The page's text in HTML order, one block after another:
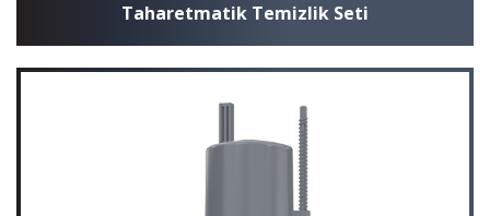
Taharetmatik Temizlik Seti